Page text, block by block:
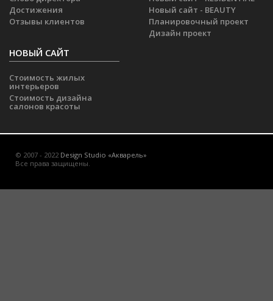
Достижения
Отзывы клиентов
Новый сайт - BEAUTY
Планировочный проект
Дизайн проект
НОВЫЙ САЙТ
Стоимость жилых
интерьеров
Стоимость дизайна
салонов красоты
© 2007 - 2022 Design Studio «Акварель»
Все права защищены.